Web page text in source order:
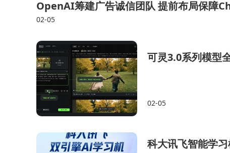
OpenAI筹建广告诚信团队 提前布局保障
02-05
可灵3.0系列模型
02-05
科大讯飞智能学